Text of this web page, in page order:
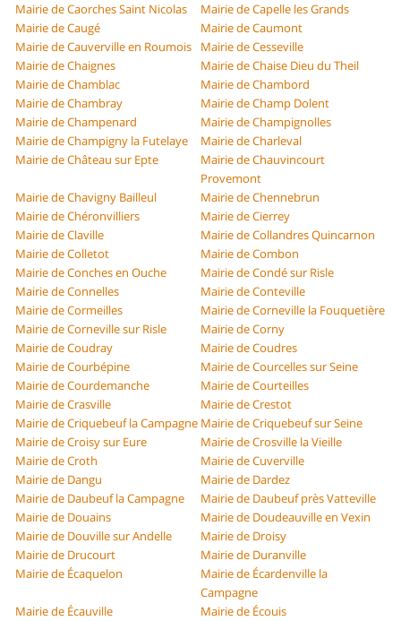
Mairie de Caorches Saint Nicolas
Mairie de Capelle les Grands
Mairie de Caugé
Mairie de Caumont
Mairie de Cauverville en Roumois
Mairie de Cesseville
Mairie de Chaignes
Mairie de Chaise Dieu du Theil
Mairie de Chamblac
Mairie de Chambord
Mairie de Chambray
Mairie de Champ Dolent
Mairie de Champenard
Mairie de Champignolles
Mairie de Champigny la Futelaye
Mairie de Charleval
Mairie de Château sur Epte
Mairie de Chauvincourt
Provemont
Mairie de Chavigny Bailleul
Mairie de Chennebrun
Mairie de Chéronvilliers
Mairie de Cierrey
Mairie de Claville
Mairie de Collandres Quincarnon
Mairie de Colletot
Mairie de Combon
Mairie de Conches en Ouche
Mairie de Condé sur Risle
Mairie de Connelles
Mairie de Conteville
Mairie de Cormeilles
Mairie de Corneville la Fouquetière
Mairie de Corneville sur Risle
Mairie de Corny
Mairie de Coudray
Mairie de Coudres
Mairie de Courbépine
Mairie de Courcelles sur Seine
Mairie de Courdemanche
Mairie de Courteilles
Mairie de Crasville
Mairie de Crestot
Mairie de Criquebeuf la Campagne Mairie de Criquebeuf sur Seine
Mairie de Croisy sur Eure
Mairie de Crosville la Vieille
Mairie de Croth
Mairie de Cuverville
Mairie de Dangu
Mairie de Dardez
Mairie de Daubeuf la Campagne
Mairie de Daubeuf près Vatteville
Mairie de Douains
Mairie de Doudeauville en Vexin
Mairie de Douville sur Andelle
Mairie de Droisy
Mairie de Drucourt
Mairie de Duranville
Mairie de Écaquelon
Mairie de Écardenville la
Campagne
Mairie de Écauville
Mairie de Écouis